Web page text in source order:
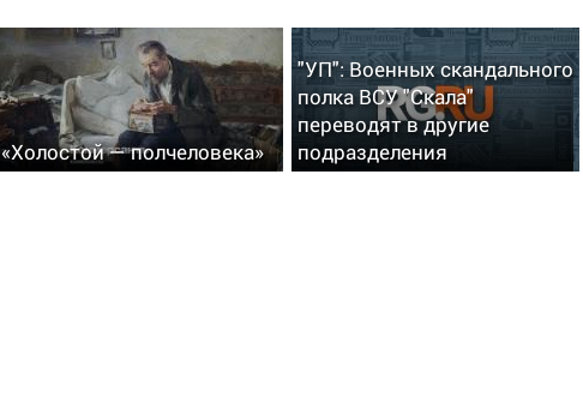
«Холостой — полчеловека»
"УП": Военных скандального
полка ВСУ "Скала"
переводят в другие
подразделения